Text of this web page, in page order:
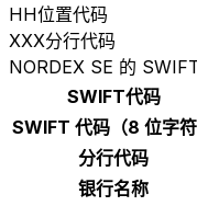
HH位置代码
XXX分行代码
NORDEX SE 的
SWIFT代码
SWIFT 代码（8 位字符
分行代码
银行名称